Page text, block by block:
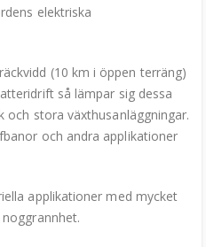
elektriska
(10 km i öppen terräng)
så lämpar sig dessa
stora växthusanläggningar.
och andra applikationer
applikationer med mycket